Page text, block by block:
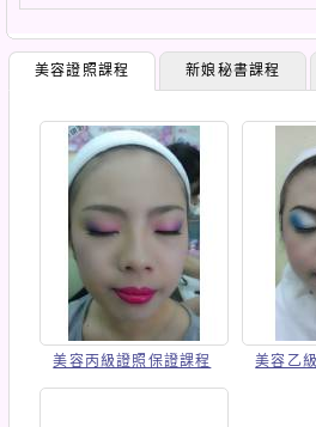
美容證照課程 新娘秘書課程
美容丙級證照保證課程 美容乙